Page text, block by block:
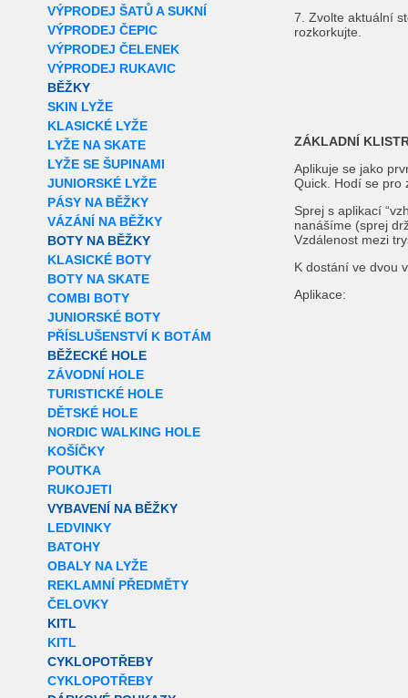
VÝPRODEJ ŠATŮ A SUKNÍ
VÝPRODEJ ČEPIC
VÝPRODEJ ČELENEK
VÝPRODEJ RUKAVIC
BĚŽKY
SKIN LYŽE
KLASICKÉ LYŽE
LYŽE NA SKATE
LYŽE SE ŠUPINAMI
JUNIORSKÉ LYŽE
PÁSY NA BĚŽKY
VÁZÁNÍ NA BĚŽKY
BOTY NA BĚŽKY
KLASICKÉ BOTY
BOTY NA SKATE
COMBI BOTY
JUNIORSKÉ BOTY
PŘÍSLUŠENSTVÍ K BOTÁM
BĚŽECKÉ HOLE
ZÁVODNÍ HOLE
TURISTICKÉ HOLE
DĚTSKÉ HOLE
NORDIC WALKING HOLE
KOŠÍČKY
POUTKA
RUKOJETI
VYBAVENÍ NA BĚŽKY
LEDVINKY
BATOHY
OBALY NA LYŽE
REKLAMNÍ PŘEDMĚTY
ČELOVKY
KITL
KITL
CYKLOPOTŘEBY
CYKLOPOTŘEBY
7. Zvolte aktuální
rozkorkujte.
ZÁKLADNÍ
Aplikuje se jako
Quick. Hodí se pro
Sprej s aplikací
nanášíme (sprej
Vzdálenost mezi
K dostání ve dvou
Aplikace: